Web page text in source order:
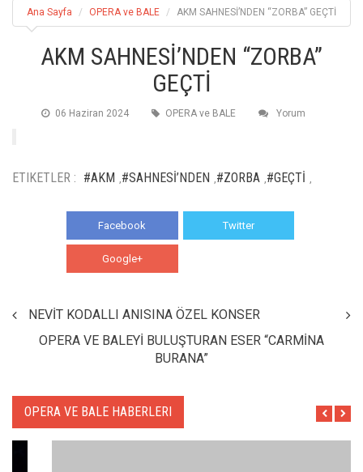
Ana Sayfa OPERA ve BALE AKM SAHNESİ’NDEN “ZORBA” GEÇTİ
AKM SAHNESİ’NDEN “ZORBA”
GEÇTİ
06 Haziran 2024 OPERA ve BALE Yorum
ETIKETLER : #AKM #SAHNESİ’NDEN #ZORBA #GEÇTİ
Facebook Twitter
Google+
NEVİT KODALLI ANISINA ÖZEL KONSER
OPERA VE BALEYİ BULUŞTURAN ESER “CARMİNA
BURANA”
OPERA VE BALE HABERLERI